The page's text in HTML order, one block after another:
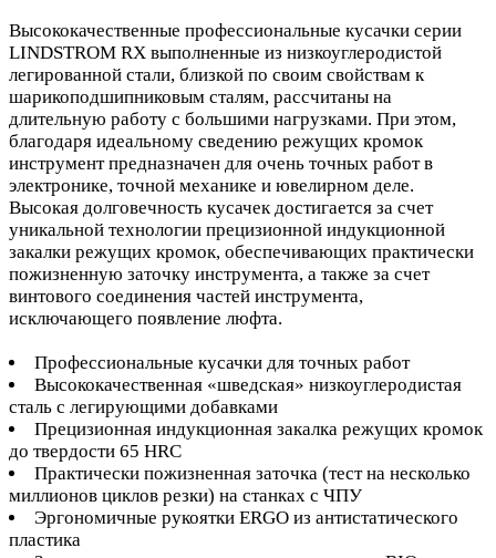
Высококачественные профессиональные кусачки серии
LINDSTROM RX выполненные из низкоуглеродистой
легированной стали, близкой по своим свойствам к
шарикоподшипниковым сталям, рассчитаны на
длительную работу с большими нагрузками. При этом,
благодаря идеальному сведению режущих кромок
инструмент предназначен для очень точных работ в
электронике, точной механике и ювелирном деле.
Высокая долговечность кусачек достигается за счет
уникальной технологии прецизионной индукционной
закалки режущих кромок, обеспечивающих практически
пожизненную заточку инструмента, а также за счет
винтового соединения частей инструмента,
исключающего появление люфта.
Профессиональные кусачки для точных работ
Высококачественная «шведская» низкоуглеродистая
сталь с легирующими добавками
Прецизионная индукционная закалка режущих кромок
до твердости 65 HRC
Практически пожизненная заточка (тест на несколько
миллионов циклов резки) на станках с ЧПУ
Эргономичные рукоятки ERGO из антистатического
пластика